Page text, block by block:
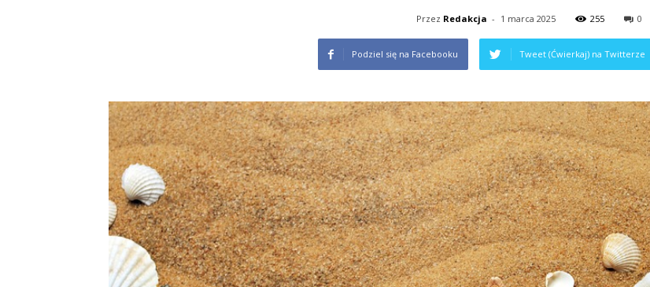
Przez Redakcja - 1 marca 2025 255 0
Podziel się na Facebooku Tweet (Ćwierkaj) na Twitterze